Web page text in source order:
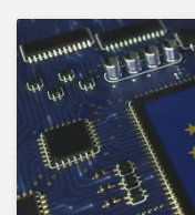
Vrijheid en
een Nederlandse
signatuur. Sinds
de macht geweest
hierbij
nu geleid wordt
2025 - in aanloop
Kortom, werk aan